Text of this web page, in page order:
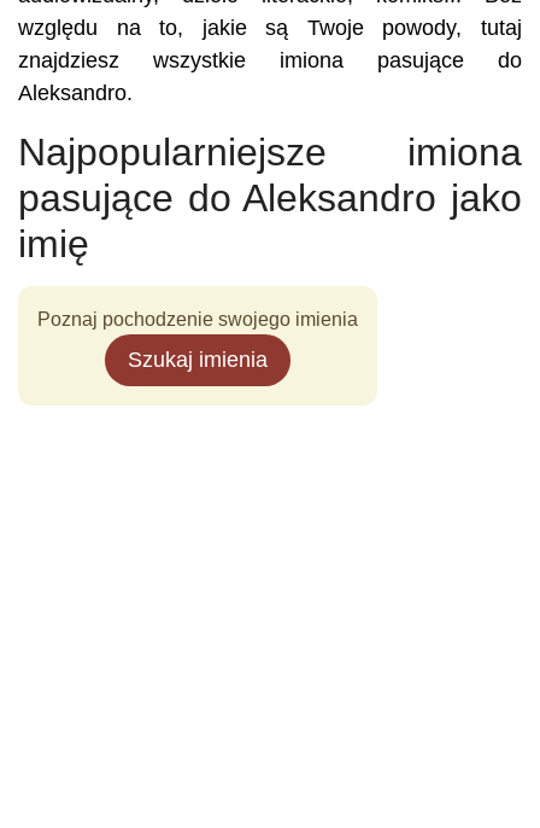
względu na to, jakie są Twoje powody, tutaj
znajdziesz wszystkie imiona pasujące do
Aleksandro.
Najpopularniejsze imiona
pasujące do Aleksandro jako
imię
Poznaj pochodzenie swojego imienia
Szukaj imienia